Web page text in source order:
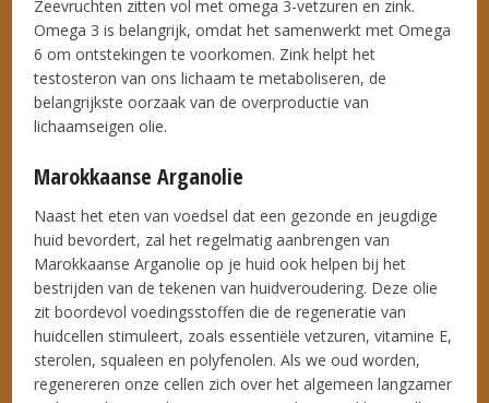
Zeevruchten zitten vol met omega 3-vetzuren en zink.
Omega 3 is belangrijk, omdat het samenwerkt met Omega
6 om ontstekingen te voorkomen. Zink helpt het
testosteron van ons lichaam te metaboliseren, de
belangrijkste oorzaak van de overproductie van
lichaamseigen olie.
Marokkaanse Arganolie
Naast het eten van voedsel dat een gezonde en jeugdige
huid bevordert, zal het regelmatig aanbrengen van
Marokkaanse Arganolie op je huid ook helpen bij het
bestrijden van de tekenen van huidveroudering. Deze olie
zit boordevol voedingsstoffen die de regeneratie van
huidcellen stimuleert, zoals essentiële vetzuren, vitamine E,
​​sterolen, squaleen en polyfenolen. Als we oud worden,
regenereren onze cellen zich over het algemeen langzamer